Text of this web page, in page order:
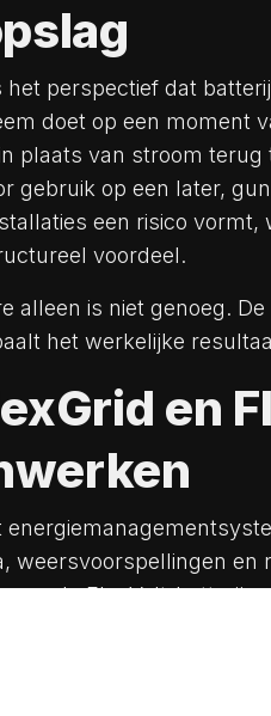
het perspectief dat
doet op een moment
plaats van stroom
gebruik op een later,
een risico
voordeel.
alleen is niet genoeg.
het werkelijke
en
weersvoorspellingen
van de FlexVolt-batterij